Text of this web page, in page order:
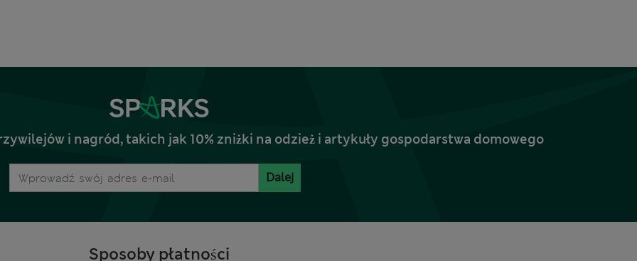
i nagród, takich jak 10% zniżki na odzież i artykuły gospodarstwa domowego
Dalej
Sposoby płatności